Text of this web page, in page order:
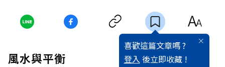
喜歡這篇文章嗎 ?
登入 後立即收藏 !
風水與平衡